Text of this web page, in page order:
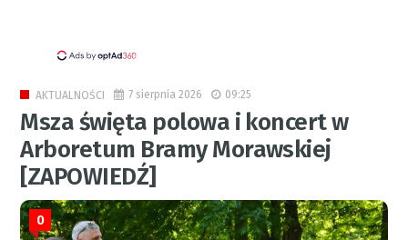
AKTUALNOŚCI 7 sierpnia 2026 09:25
Msza święta polowa i koncert w
Arboretum Bramy Morawskiej
[ZAPOWIEDŹ]
0